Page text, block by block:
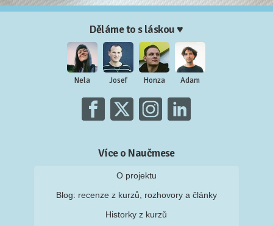
Děláme to s láskou ♥
Nela Josef Honza Adam
Více o Naučmese
O projektu
Blog: recenze z kurzů, rozhovory a články
Historky z kurzů